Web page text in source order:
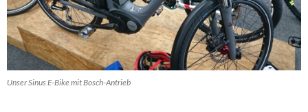
Unser Sinus E-Bike mit Bosch-Antrieb